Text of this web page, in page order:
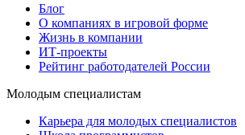
Блог
О компаниях в игровой форме
Жизнь в компании
ИТ-проекты
Рейтинг работодателей России
Молодым специалистам
Карьера для молодых специалистов